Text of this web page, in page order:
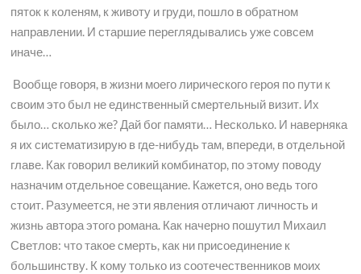
пяток к коленям, к животу и груди, пошло в обратном
направлении. И старшие переглядывались уже совсем
иначе…
Вообще говоря, в жизни моего лирического героя по пути к
своим это был не единственный смертельный визит. Их
было… сколько же? Дай бог памяти… Несколько. И наверняка
я их систематизирую в где-нибудь там, впереди, в отдельной
главе. Как говорил великий комбинатор, по этому поводу
назначим отдельное совещание. Кажется, оно ведь того
стоит. Разумеется, не эти явления отличают личность и
жизнь автора этого романа. Как начерно пошутил Михаил
Светлов: что такое смерть, как ни присоединение к
большинству. К кому только из соотечественников моих